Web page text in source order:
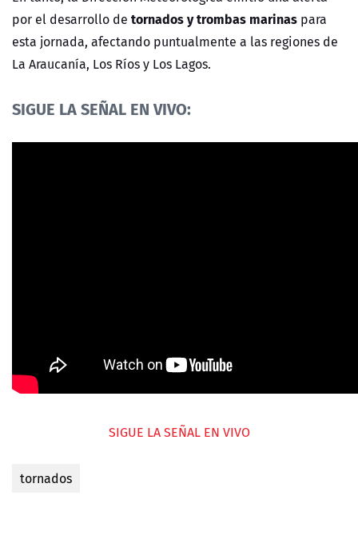
por el desarrollo de tornados y trombas marinas para
esta jornada, afectando puntualmente a las regiones de
La Araucanía, Los Ríos y Los Lagos.
SIGUE LA SEÑAL EN VIVO:
SIGUE LA SEÑAL EN VIVO
tornados